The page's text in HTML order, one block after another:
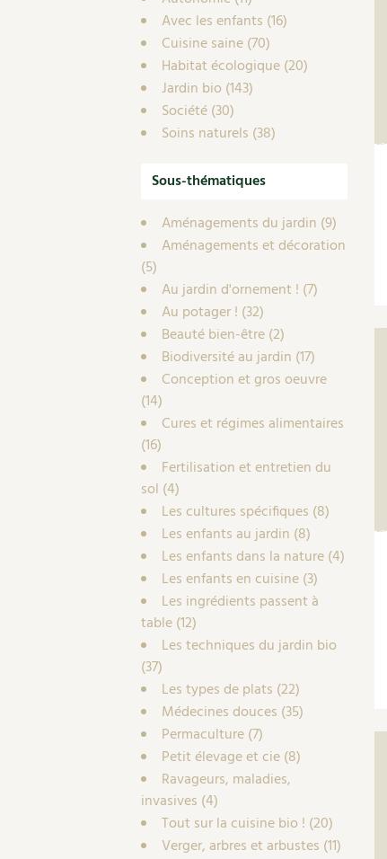
Avec les enfants (16)
Cuisine saine(70)
Habitat écologique(20)
Jardin bio (143)
Société(30)
Soins naturels (38)
Sous-thématiques
Aménagements du jardin (9)
Aménagements et décoration
(5)
Au jardin d'ornement ! (7)
Au potager ! (32)
Beauté bien-être(2)
Biodiversité au jardin (17)
Conception et gros oeuvre
(14)
Cures et régimes alimentaires
(16)
Fertilisation et entretien du
sol (4)
Les cultures spécifiques (8)
Les enfants au jardin (8)
Les enfants dans la nature(4)
Les enfants en cuisine(3)
Les ingrédients passent à
table(12)
Les techniques du jardin bio
(37)
Les types de plats (22)
Médecines douces (35)
Permaculture(7)
Petit élevage et cie(8)
Ravageurs, maladies,
invasives (4)
Tout sur la cuisine bio ! (20)
Verger, arbres et arbustes (11)